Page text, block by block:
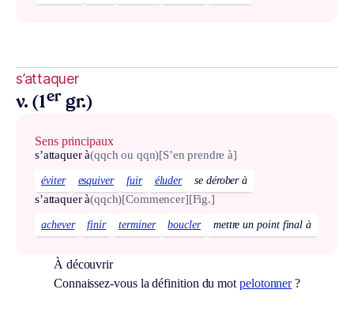
s’attaquer
v. (1er gr.)
Sens principaux
s’attaquer à(qqch ou qqn)[S’en prendre à]
éviter esquiver fuir éluder se dérober à
s’attaquer à(qqch)[Commencer][Fig.]
achever finir terminer boucler mettre un point final à
À découvrir
Connaissez-vous la définition du mot pelotonner?